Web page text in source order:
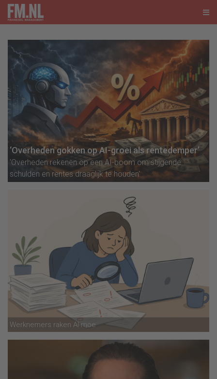
‘Overheden gokken op AI-groei als rentedemper’
'Overheden rekenen op een AI-boom om stijgende
schulden en rentes draaglijk te houden'
Werknemers raken AI-moe